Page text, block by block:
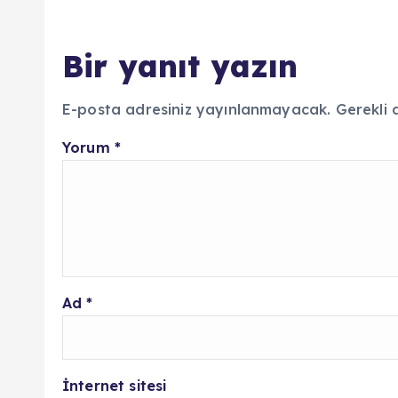
Bir yanıt yazın
E-posta adresiniz yayınlanmayacak. Gerekli
Yorum *
Ad*
İnternet sitesi